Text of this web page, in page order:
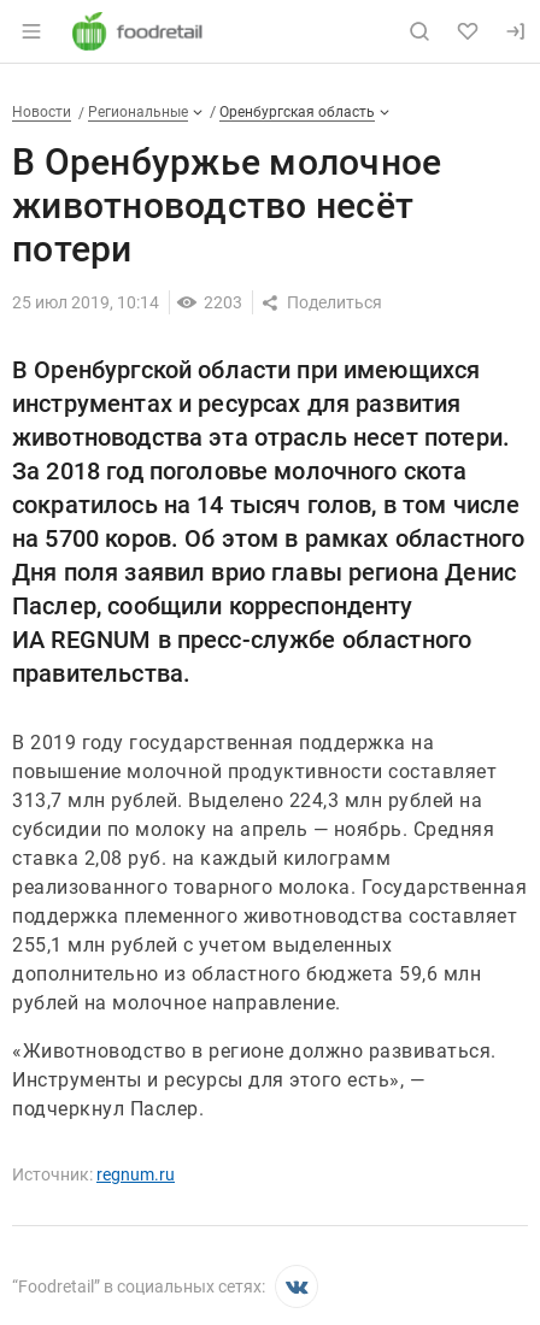
Раздел навигации по сайту
В Оренбуржье молочное
Новости
Разделы
Новости Региональные Оренбургская область
В Оренбуржье молочное
животноводство несёт
потери
25 июл 2019, 10:14 2203
В Оренбургской области при имеющихся
инструментах и ресурсах для развития
животноводства эта отрасль несет потери.
За 2018 год поголовье молочного скота
сократилось на 14 тысяч голов, в том числе
на 5700 коров. Об этом в рамках областного
Дня поля заявил врио главы региона Денис
Паслер, сообщили корреспонденту
ИА REGNUM в пресс-службе областного
правительства.
В 2019 году государственная поддержка на
повышение молочной продуктивности составляет
313,7 млн рублей. Выделено 224,3 млн рублей на
субсидии по молоку на апрель — ноябрь. Средняя
ставка 2,08 руб. на каждый килограмм
реализованного товарного молока. Государственная
поддержка племенного животноводства составляет
255,1 млн рублей с учетом выделенных
дополнительно из областного бюджета 59,6 млн
рублей на молочное направление.
«Животноводство в регионе должно развиваться.
Инструменты и ресурсы для этого есть», —
подчеркнул Паслер.
Источник: regnum.ru
“Foodretail” в социальных сетях: